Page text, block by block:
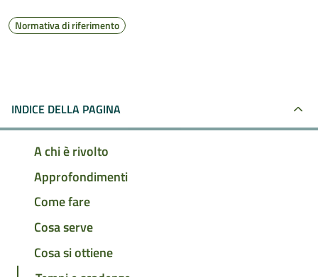
Normativa di riferimento
INDICE DELLA PAGINA
A chi è rivolto
Approfondimenti
Come fare
Cosa serve
Cosa si ottiene